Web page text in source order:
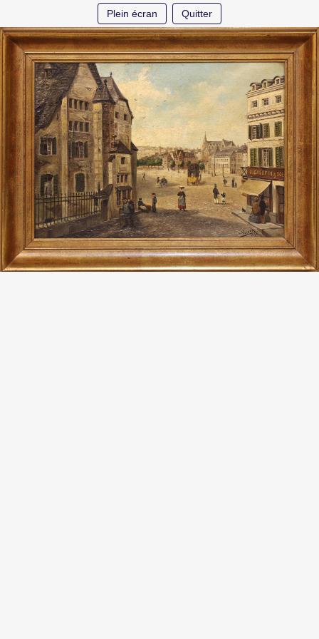
Plein écran Quitter